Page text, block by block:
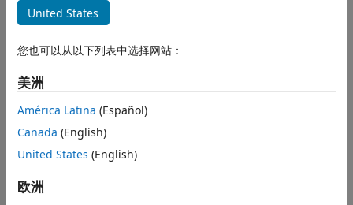
检查 Stateflow 图中一元减法运算的使用
描述
结果和建议的操作
功能和限制
检查 ID：
MAB v6.0
JMAAB v5.1
JMAAB v6.0
描述
United States
您也可以从以下列表中选择网站：
美洲
América Latina (Español)
Canada (English)
United States (English)
欧洲